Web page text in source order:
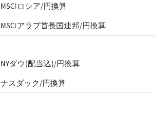
MSCIロシア/円換算
MSCIアラブ首長国連邦/円換算
NYダウ(配当込)/円換算
ナスダック/円換算